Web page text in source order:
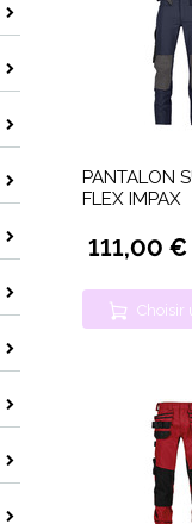
PANTALON
FLEX IMPAX
111,00 €
Choisir